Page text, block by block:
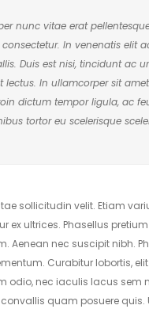
nunc vitae erat
In venenatis elit
Duis est nisi, tincidunt ac
lectus. In ullamcorper sit
dictum tempor ligula, ac
tortor eu scelerisque
sollicitudin velit. Etiam
ex ultrices. Phasellus
Aenean nec suscipit nibh.
Curabitur lobortis,
odio, nec iaculis lacus sem
quam posuere quis.